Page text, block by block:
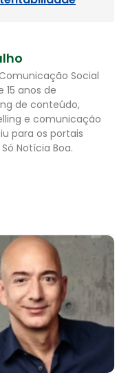
Social
15 anos de
de conteúdo,
e comunicação
para os portais
Notícia Boa.